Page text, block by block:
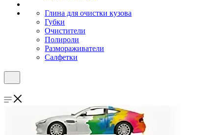
Глина для очистки кузова
Губки
Очистители
Полироли
Размораживатели
Салфетки